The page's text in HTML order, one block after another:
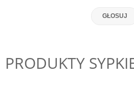
GŁOSUJ
PRODUKTY